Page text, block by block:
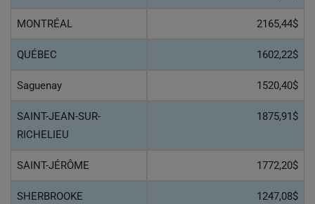
MONTRÉAL 2165,44$
QUÉBEC 1602,22$
Saguenay 1520,40$
SAINT-JEAN-SUR-
RICHELIEU
1875,91$
SAINT-JÉRÔME 1772,20$
SHERBROOKE 1247,08$